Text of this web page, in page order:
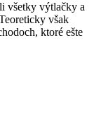
všetky výtlačky a
však
ktoré ešte